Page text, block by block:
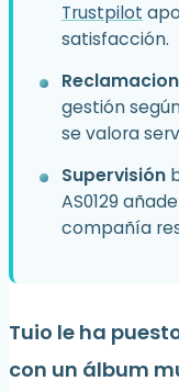
Trustpilot
satisfacción.
gestión
se valora
Supervisión
AS0129
compañía
Tuio le ha
con un álbum